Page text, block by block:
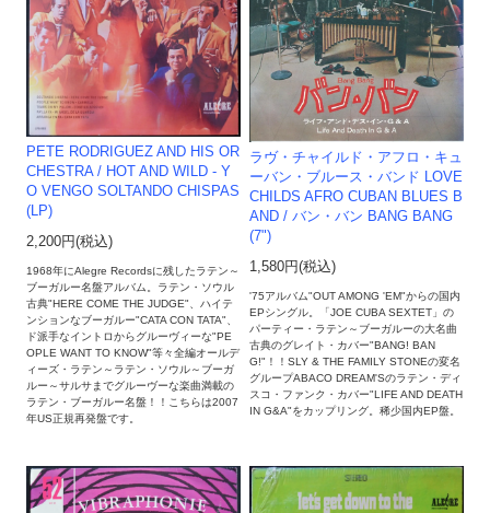
PETE RODRIGUEZ AND HIS OR
CHESTRA / HOT AND WILD - Y
O VENGO SOLTANDO CHISPAS
(LP)
2,200円(税込)
1968年にAlegre Recordsに残したラテン～
ブーガルー名盤アルバム。ラテン・ソウル
古典"HERE COME THE JUDGE"、ハイテ
ンションなブーガルー"CATA CON TATA"、
ド派手なイントロからグルーヴィーな"PE
OPLE WANT TO KNOW"等々全編オールデ
ィーズ・ラテン～ラテン・ソウル～ブーガ
ルー～サルサまでグルーヴーな楽曲満載の
ラテン・ブーガルー名盤！！こちらは2007
年US正規再発盤です。
ラヴ・チャイルド・アフロ・キュ
ーバン・ブルース・バンド LOVE
CHILDS AFRO CUBAN BLUES B
AND / バン・バン BANG BANG
(7")
1,580円(税込)
'75アルバム"OUT AMONG 'EM"からの国内
EPシングル。「JOE CUBA SEXTET」の
パーティー・ラテン～ブーガルーの大名曲
古典のグレイト・カバー"BANG! BAN
G!"！！SLY & THE FAMILY STONEの変名
グループABACO DREAM'Sのラテン・ディ
スコ・ファンク・カバー"LIFE AND DEATH
IN G&A"をカップリング。稀少国内EP盤。